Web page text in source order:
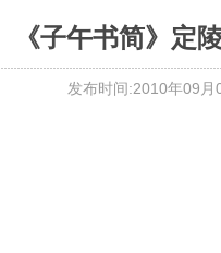
《子午书简》定
发布时间:2010年09月